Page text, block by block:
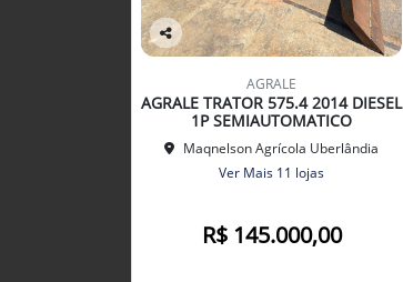
Co
arti
lhe
AGRALE
AGRALE TRATOR 575.4 2014 DIESEL
1P SEMIAUTOMATICO
Maqnelson Agrícola Uberlândia
Ver Mais 11 lojas
R$ 145.000,00